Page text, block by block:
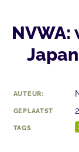
AUTEUR:
GEPLAATST
TAGS